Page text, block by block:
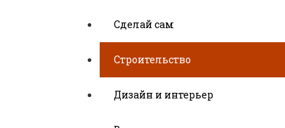
Сделай сам
Строительство
Дизайн и интерьер